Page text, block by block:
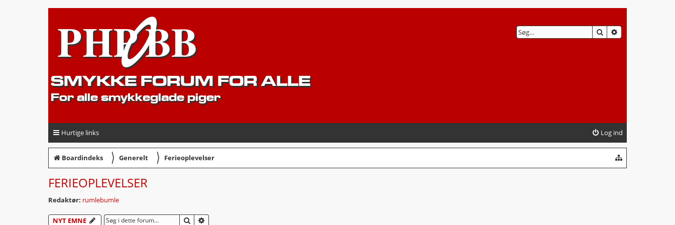
SMYKKE FORUM FOR ALLE
For alle smykkeglade piger
SØG
Hurtige links Log ind
Boardindeks 〉 Generelt 〉 Ferieoplevelser
FERIEOPLEVELSER
Redaktør: rumlebumle
NYT EMNE SØG